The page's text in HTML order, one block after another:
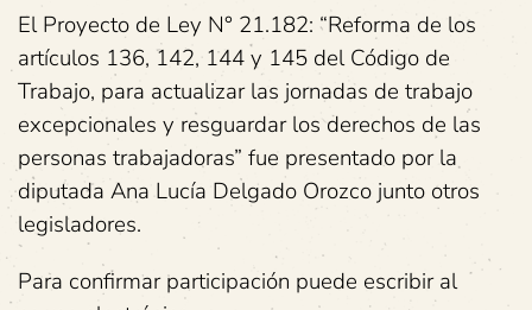
El Proyecto de Ley N° 21.182: “Reforma de los
artículos 136, 142, 144 y 145 del Código de
Trabajo, para actualizar las jornadas de trabajo
excepcionales y resguardar los derechos de las
personas trabajadoras” fue presentado por la
diputada Ana Lucía Delgado Orozco junto otros
legisladores.
Para confirmar participación puede escribir al